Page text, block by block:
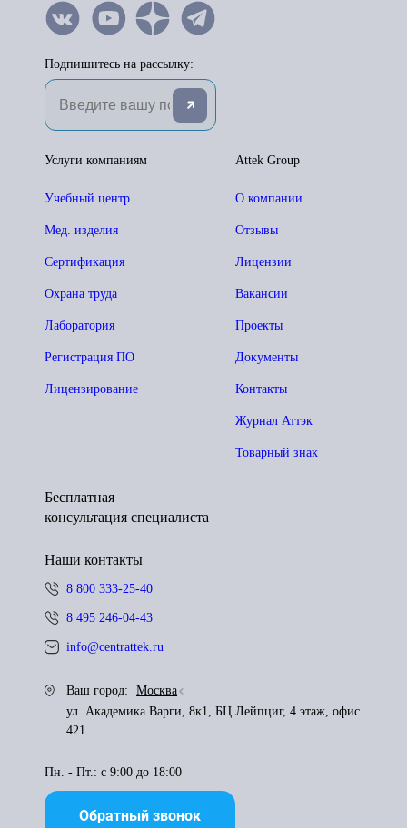
Подпишитесь на рассылку:
Attek Group
О компании
Отзывы
Лицензии
Вакансии
Проекты
Документы
Контакты
Журнал Аттэк
Товарный знак
Услуги компаниям
Учебный центр
Мед. изделия
Сертификация
Охрана труда
Лаборатория
Регистрация ПО
Лицензирование
Бесплатная
консультация специалиста
Наши контакты
8 800 333-25-40
8 495 246-04-43
info@centrattek.ru
Ваш город:
Москва
ул. Академика Варги, 8к1, БЦ Лейпциг, 4 этаж, офис
421
Пн. - Пт.: с 9:00 до 18:00
Обратный звонок